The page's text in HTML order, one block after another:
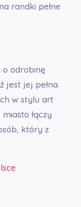
randki pełne
o odrobinę
jest jej pełna.
w stylu art
łączy
który z